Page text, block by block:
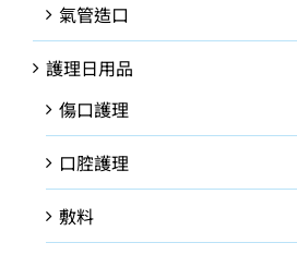
氣管造口
護理日用品
傷口護理
口腔護理
敷料